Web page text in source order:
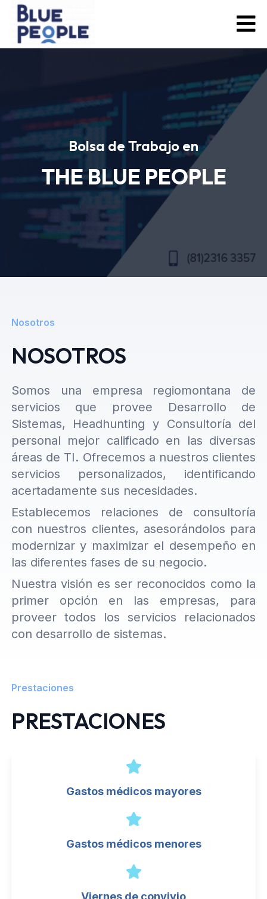
Bolsa de Trabajo en
THE BLUE PEOPLE
Nosotros
NOSOTROS
Somos una empresa regiomontana de
servicios que provee Desarrollo de
Sistemas, Headhunting y Consultoría del
personal mejor calificado en las diversas
áreas de TI. Ofrecemos a nuestros clientes
servicios personalizados, identificando
acertadamente sus necesidades.
Establecemos relaciones de consultoría
con nuestros clientes, asesorándolos para
modernizar y maximizar el desempeño en
las diferentes fases de su negocio.
Nuestra visión es ser reconocidos como la
primer opción en las empresas, para
proveer todos los servicios relacionados
con desarrollo de sistemas.
Prestaciones
PRESTACIONES
Gastos médicos mayores
Gastos médicos menores
Viernes de convivio